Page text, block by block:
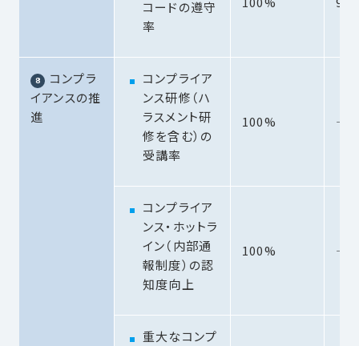
コードの遵守
率
コンプラ
イアンスの推
進
コンプライア
ンス研修（ハ
ラスメント研
修を含む）の
受講率
100% ―
コンプライア
ンス・ホットラ
イン（内部通
報制度）の認
知度向上
100% ―
重大なコンプ